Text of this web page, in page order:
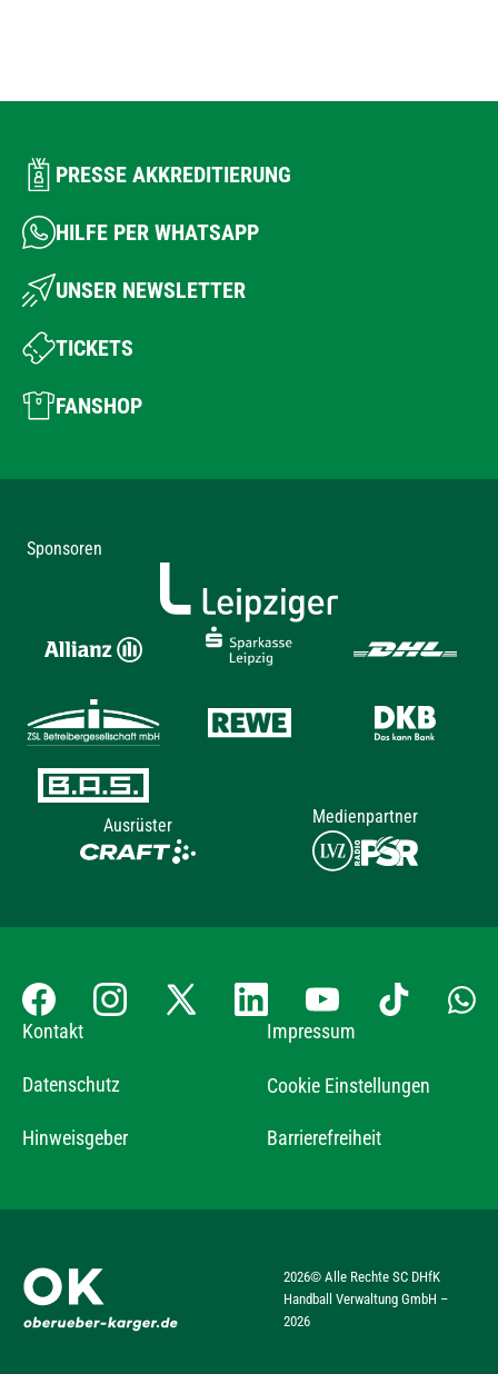
PRESSE AKKREDITIERUNG
HILFE PER WHATSAPP
UNSER NEWSLETTER
TICKETS
FANSHOP
Sponsoren
Ausrüster Medienpartner
Kontakt Impressum
Datenschutz Cookie Einstellungen
Hinweisgeber Barrierefreiheit
2026© Alle Rechte SC DHfK
Handball Verwaltung GmbH –
2026